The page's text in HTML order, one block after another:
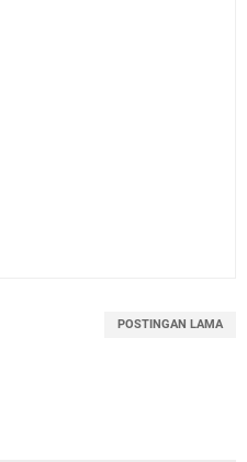
POSTINGAN LAMA